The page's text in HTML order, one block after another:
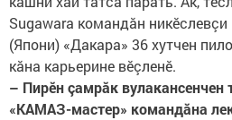
Sugawara командăн
(Япони) «Дакара» 36 хутчен
кăна карьерине вӗçленӗ.
– Пирӗн çамрăк вулакансенчен
«КАМАЗ-мастер» командăна